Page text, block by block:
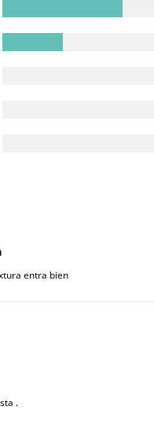
entra bien
.